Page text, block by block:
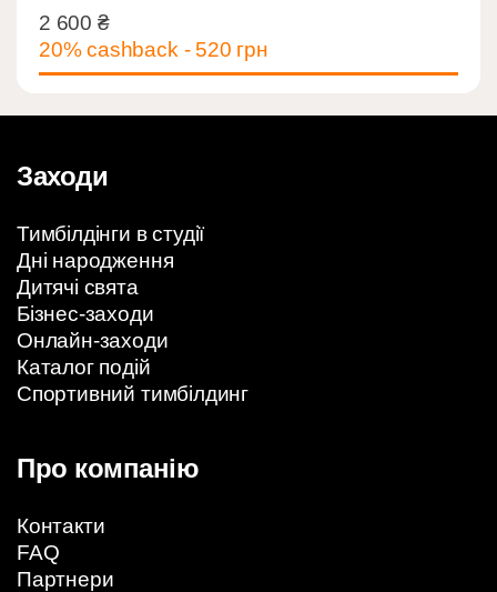
2 600 ₴
20% cashback - 520 грн
2 600 ₴
Заходи
Тимбілдінги в студії
Дні народження
Дитячі свята
Бізнес-заходи
Онлайн-заходи
Каталог подій
Спортивний тимбілдинг
Про компанію
Контакти
FAQ
Партнери